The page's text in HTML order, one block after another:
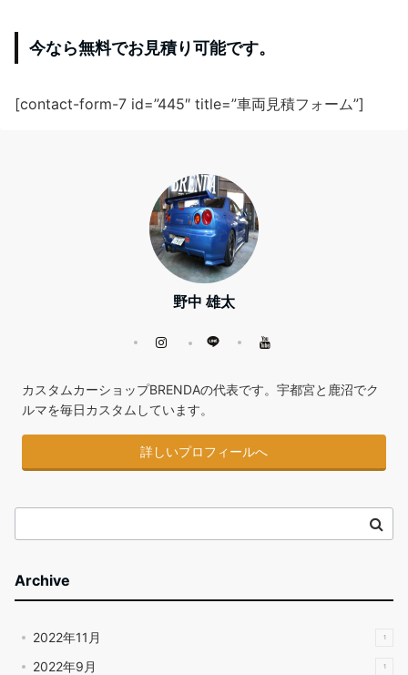
今なら無料でお見積り可能です。
[contact-form-7 id=”445″ title=”車両見積フォーム”]
野中 雄太
カスタムカーショップBRENDAの代表です。宇都宮と鹿沼でク
ルマを毎日カスタムしています。
詳しいプロフィールへ
Archive
2022年11月 1
2022年9月 1